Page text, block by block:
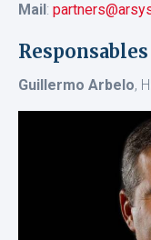
Mail :
Responsables
Guillermo Arbelo,